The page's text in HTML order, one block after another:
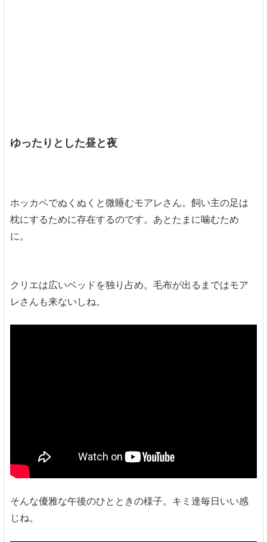
ゆったりとした昼と夜
ホッカペでぬくぬくと微睡むモアレさん。飼い主の足は
枕にするために存在するのです。あとたまに噛むため
に。
クリエは広いベッドを独り占め。毛布が出るまではモア
レさんも来ないしね。
そんな優雅な午後のひとときの様子。キミ達毎日いい感
じね。